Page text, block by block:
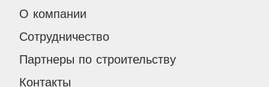
О компании
Сотрудничество
Партнеры по строительству
Контакты